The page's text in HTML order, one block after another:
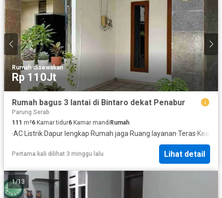
Rumah·disewakan
Rp 110Jt
Rumah bagus 3 lantai di Bintaro dekat Penabur
Parung Serab
111 m²6 Kamar tidur6 Kamar mandi Rumah
·AC·Listrik·Dapur lengkap·Rumah jaga·Ruang layanan·Teras·
Pertama kali dilihat 3 minggu lalu Lihat detail
1/13